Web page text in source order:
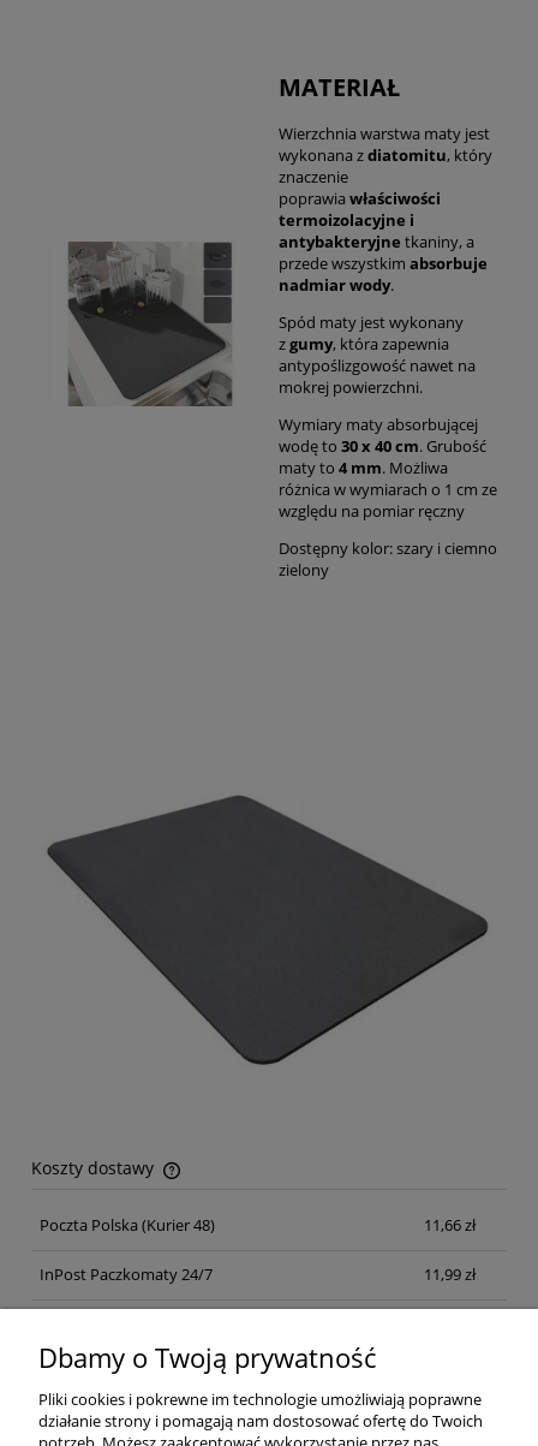
MATERIAŁ
Wierzchnia warstwa maty jest
wykonana zdiatomitu, który
znaczenie
poprawia właściwości
termoizolacyjne i
antybakteryjne tkaniny, a
przede wszystkim absorbuje
nadmiar wody.
Spód maty jest wykonany
zgumy, która zapewnia
antypoślizgowość nawet na
mokrej powierzchni.
Wymiary maty absorbującej
wodę to 30 x 40 cm. Grubość
maty to 4 mm. Możliwa
różnica w wymiarach o 1 cm ze
względu na pomiar ręczny
Dostępny kolor: szary i ciemno
zielony
Koszty dostawy
Cena nie zawiera ewentualnych kosztów płatności
Poczta Polska (Kurier 48) 11,66 zł
InPost Paczkomaty 24/7 11,99 zł
Dbamy o Twoją prywatność
Pliki cookies i pokrewne im technologie umożliwiają poprawne
działanie strony i pomagają nam dostosować ofertę do Twoich